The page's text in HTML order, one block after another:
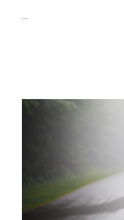
...